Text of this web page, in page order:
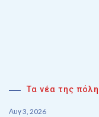
Τα νέα της
Αυγ 3, 2026